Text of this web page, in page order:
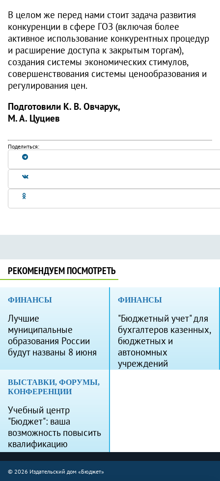
В целом же перед нами стоит задача развития
конкуренции в сфере ГОЗ (включая более
активное использование конкурентных процедур
и расширение доступа к закрытым торгам),
создания системы экономических стимулов,
совершенствования системы ценообразования и
регулирования цен.
Подготовили К. В. Овчарук,
М. А. Цуциев
Поделиться:
РЕКОМЕНДУЕМ ПОСМОТРЕТЬ
ФИНАНСЫ
Лучшие
муниципальные
образования России
будут названы 8 июня
ФИНАНСЫ
"Бюджетный учет" для
бухгалтеров казенных,
бюджетных и
автономных
учреждений
ВЫСТАВКИ, ФОРУМЫ,
КОНФЕРЕНЦИИ
Учебный центр
"Бюджет": ваша
возможность повысить
квалификацию
© 2026 Издательский дом «Бюджет»